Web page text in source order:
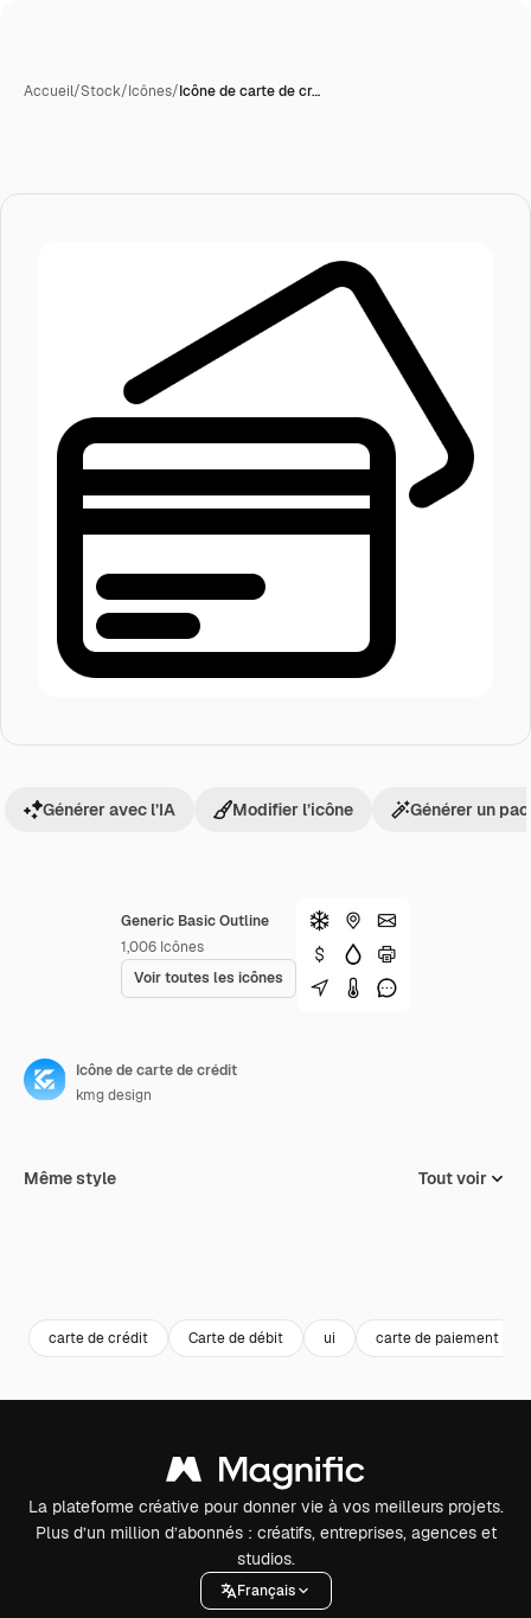
Accueil/Stock/Icônes/Icône de carte de cr…
Generic Basic Outline
1,006 Icônes
Voir toutes les icônes
Générer avec l’IA Modifier l’icône Générer un
Icône de carte de crédit
kmg design
Même style Tout voir
carte de crédit Carte de débit ui carte de paiement
La plateforme créative pour donner vie à vos meilleurs projets.
Plus d’un million d’abonnés : créatifs, entreprises, agences et
studios.
Français